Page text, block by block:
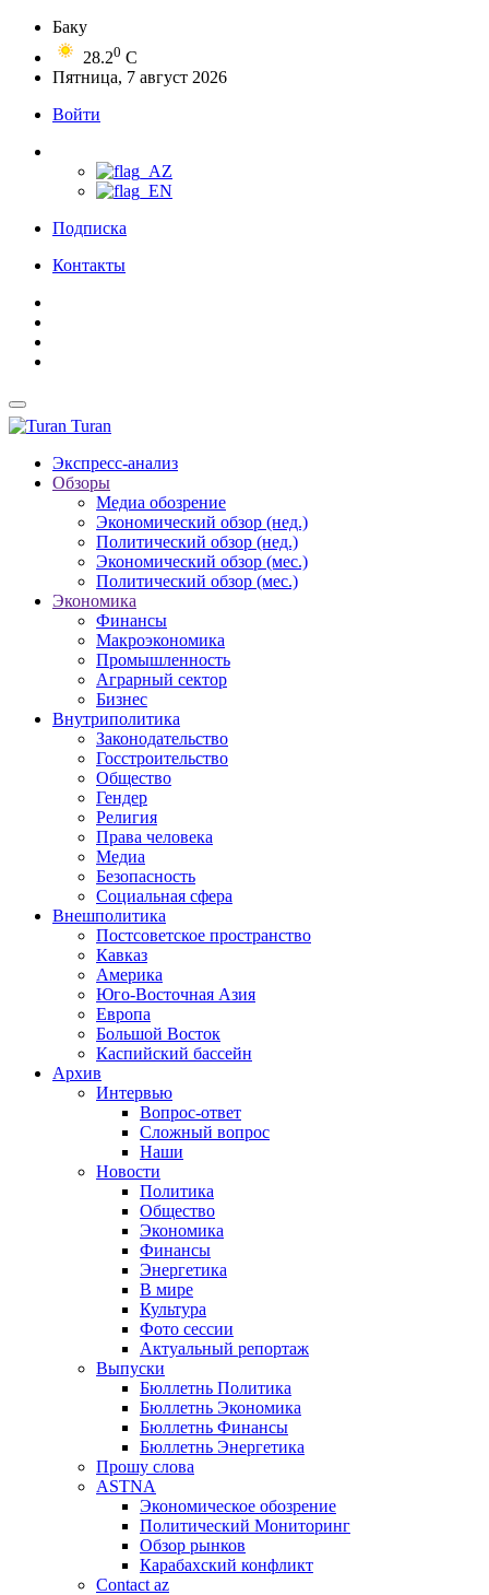
Баку
28.20 C
Пятница, 7 август 2026
Войти
Подписка
Контакты
Turan
Экспресс-анализ
Обзоры
Медиа обозрение
Экономический обзор (нед.)
Политический обзор (нед.)
Экономический обзор (мес.)
Политический обзор (мес.)
Экономика
Финансы
Макроэкономика
Промышленность
Аграрный сектор
Бизнес
Внутриполитика
Законодательство
Госстроительство
Общество
Гендер
Религия
Права человека
Медиа
Безопасность
Социальная сфера
Внешполитика
Постсоветское пространство
Кавказ
Америка
Юго-Восточная Азия
Европа
Большой Восток
Каспийский бассейн
Архив
Интервью
Вопрос-ответ
Сложный вопрос
Наши
Новости
Политика
Общество
Экономика
Финансы
Энергетика
В мире
Культура
Фото сессии
Актуальный репортаж
Выпуски
Бюллетнь Политика
Бюллетнь Экономика
Бюллетнь Финансы
Бюллетнь Энергетика
Прошу слова
ASTNA
Экономическое обозрение
Политический Мониторинг
Обзор рынков
Карабахский конфликт
Contact az